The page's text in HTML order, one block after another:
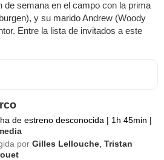
de semana en el campo con la prima
y su marido Andrew (Woody
Entre la lista de invitados a este
de estreno desconocida | 1h 45min |
por Gilles Lellouche ,Tristan